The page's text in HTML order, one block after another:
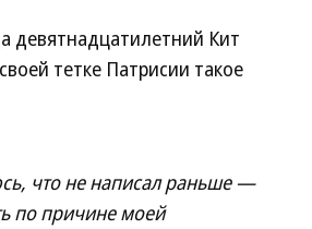
девятнадцатилетний Кит
тетке Патрисии такое
что не написал раньше —
по причине моей